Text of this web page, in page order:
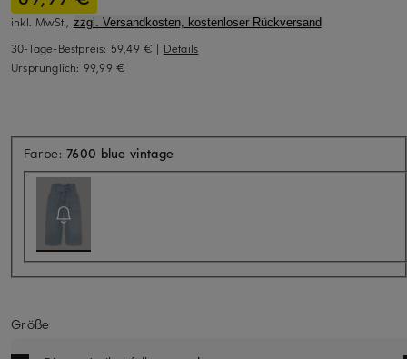
inkl. MwSt., zzgl. Versandkosten, kostenloser Rückversand
30-Tage-Bestpreis: 59,49 € | Details
Ursprünglich: 99,99 €
Farbe:7600 blue vintageAktuell nicht verfügbar
Größe